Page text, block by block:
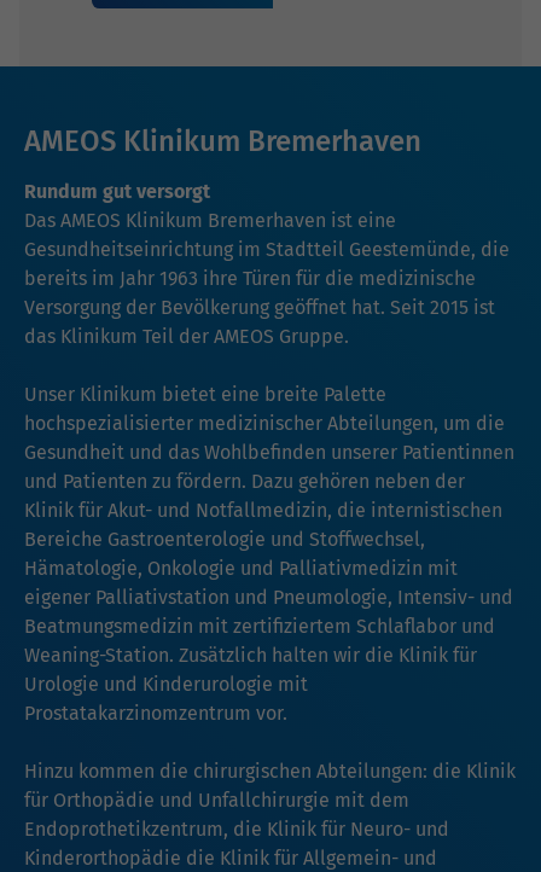
AMEOS Klinikum Bremerhaven
Rundum gut versorgt
Das AMEOS Klinikum Bremerhaven ist eine
Gesundheitseinrichtung im Stadtteil Geestemünde, die
bereits im Jahr 1963 ihre Türen für die medizinische
Versorgung der Bevölkerung geöffnet hat. Seit 2015 ist
das Klinikum Teil der AMEOS Gruppe.
Unser Klinikum bietet eine breite Palette
hochspezialisierter medizinischer Abteilungen, um die
Gesundheit und das Wohlbefinden unserer Patientinnen
und Patienten zu fördern. Dazu gehören neben der
Klinik für Akut- und Notfallmedizin, die internistischen
Bereiche Gastroenterologie und Stoffwechsel,
Hämatologie, Onkologie und Palliativmedizin mit
eigener Palliativstation und Pneumologie, Intensiv- und
Beatmungsmedizin mit zertifiziertem Schlaflabor und
Weaning-Station. Zusätzlich halten wir die Klinik für
Urologie und Kinderurologie mit
Prostatakarzinomzentrum vor.
Hinzu kommen die chirurgischen Abteilungen: die Klinik
für Orthopädie und Unfallchirurgie mit dem
Endoprothetikzentrum, die Klinik für Neuro- und
Kinderorthopädie die Klinik für Allgemein- und